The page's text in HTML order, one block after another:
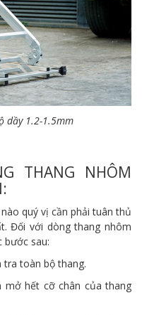
dầy 1.2-1.5mm
THANG NHÔM
quý vị cần phải tuân thủ
Đối với dòng thang nhôm
bước sau:
tra toàn bộ thang.
mở hết cỡ chân của thang